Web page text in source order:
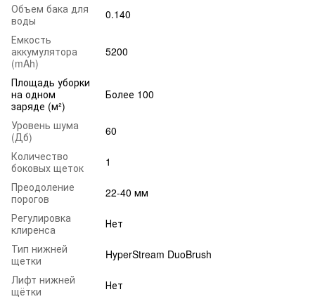
Объем бака для
воды
0.140
Емкость
аккумулятора
(mAh)
5200
Площадь уборки
на одном
заряде (м²)
Более 100
Уровень шума
(Дб)
60
Количество
боковых щеток
1
Преодоление
порогов
22-40 мм
Регулировка
клиренса
Нет
Тип нижней
щетки
HyperStream DuoBrush
Лифт нижней
щётки
Нет